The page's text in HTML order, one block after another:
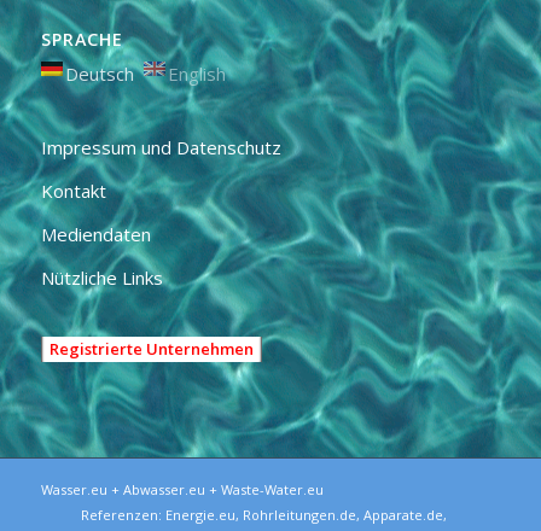
SPRACHE
Deutsch English
Impressum und Datenschutz
Kontakt
Mediendaten
Nützliche Links
Registrierte Unternehmen
Wasser.eu + Abwasser.eu + Waste-Water.eu
Referenzen: Energie.eu, Rohrleitungen.de, Apparate.de,